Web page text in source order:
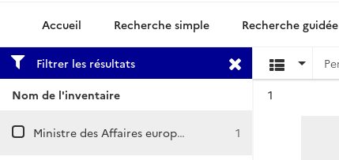
Archives diplomatiquesRecherche simple Recherche guidée
Filtrer les résultats
Nom de l'inventaire
Ministre des Affaires européennes / Cabinet Élisabeth GUIGOU (1990-1993) 1
1